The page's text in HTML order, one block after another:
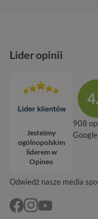
Odwiedź nasze media
Lider opinii
Jesteśmy
ogólnopolskim
liderem w
Opineo
908
Google